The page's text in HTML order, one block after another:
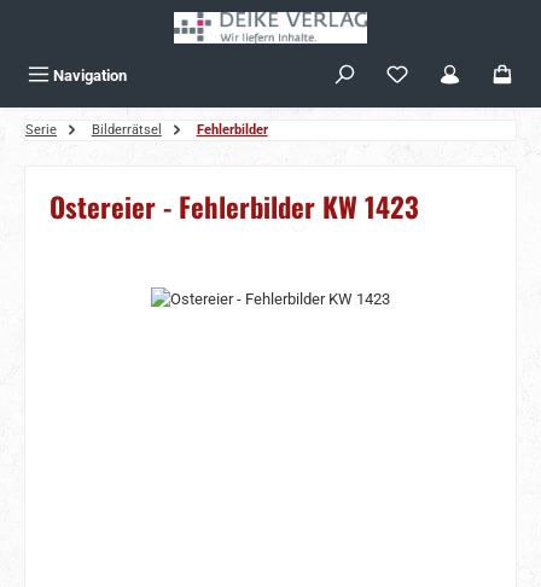
Navigation
Serie Bilderrätsel Fehlerbilder
Ostereier - Fehlerbilder KW 1423
Bildergalerie überspringen